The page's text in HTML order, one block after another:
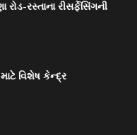
રસ્તાના રીસર્ફેસિંગની
વિશેષ કેન્દ્ર